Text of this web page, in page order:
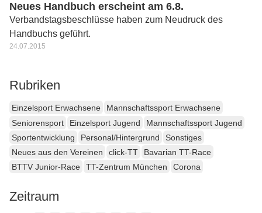
Neues Handbuch erscheint am 6.8.
Verbandstagsbeschlüsse haben zum Neudruck des
Handbuchs geführt.
24.07.2015
Rubriken
Einzelsport Erwachsene
Mannschaftssport Erwachsene
Seniorensport
Einzelsport Jugend
Mannschaftssport Jugend
Sportentwicklung
Personal/Hintergrund
Sonstiges
Neues aus den Vereinen
click-TT
Bavarian TT-Race
BTTV Junior-Race
TT-Zentrum München Corona
Zeitraum